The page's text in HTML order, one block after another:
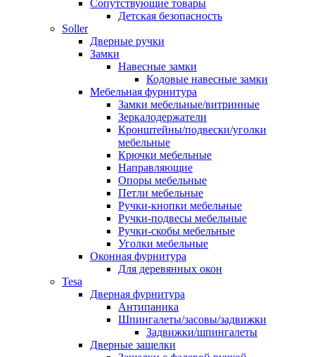
Сопутствующие товары
Детская безопасность
Soller
Дверные ручки
Замки
Навесные замки
Кодовые навесные замки
Мебельная фурнитура
Замки мебельные/витринные
Зеркалодержатели
Кронштейны/подвески/уголки
мебельные
Крючки мебельные
Направляющие
Опоры мебельные
Петли мебельные
Ручки-кнопки мебельные
Ручки-подвесы мебельные
Ручки-скобы мебельные
Уголки мебельные
Оконная фурнитура
Для деревянных окон
Tesa
Дверная фурнитура
Антипаника
Шпингалеты/засовы/задвижки
Задвижки/шпингалеты
Дверные защелки